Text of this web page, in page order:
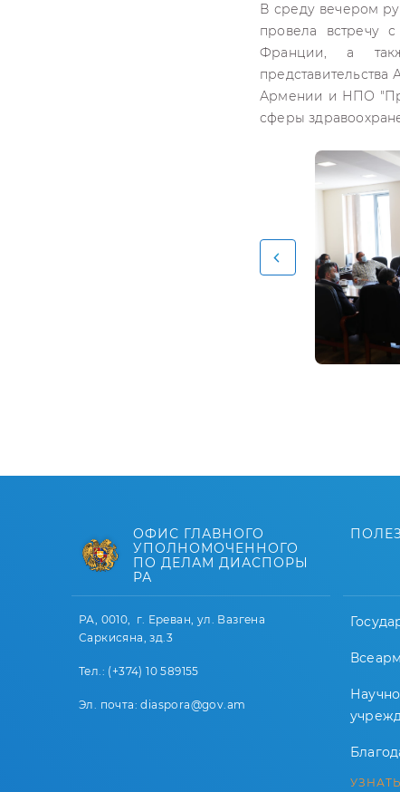
В среду вечером
провела встречу
Франции, а
Армении и НПО
сферы
ОФИС ГЛАВНОГО
УПОЛНОМОЧЕННОГО
ПО ДЕЛАМ ДИАСПОРЫ
РА
РА, 0010, г. Ереван, ул. Вазгена
Саркисяна, зд.3
Тел.: (+374) 10 589155
Эл. почта: diaspora@gov.am